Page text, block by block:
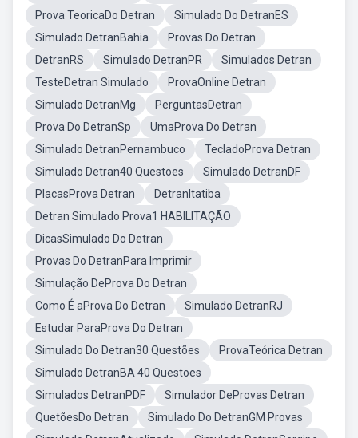
Prova TeoricaDo Detran
Simulado Do DetranES
Simulado DetranBahia
Provas Do Detran
DetranRS
Simulado DetranPR
Simulados Detran
TesteDetran Simulado
ProvaOnline Detran
Simulado DetranMg
PerguntasDetran
Prova Do DetranSp
UmaProva Do Detran
Simulado DetranPernambuco
TecladoProva Detran
Simulado Detran40 Questoes
Simulado DetranDF
PlacasProva Detran
DetranItatiba
Detran Simulado Prova1 HABILITAÇÃO
DicasSimulado Do Detran
Provas Do DetranPara Imprimir
Simulação DeProva Do Detran
Como É aProva Do Detran
Simulado DetranRJ
Estudar ParaProva Do Detran
Simulado Do Detran30 Questões
ProvaTeórica Detran
Simulado DetranBA 40 Questoes
Simulados DetranPDF
Simulador DeProvas Detran
QuetõesDo Detran
Simulado Do DetranGM Provas